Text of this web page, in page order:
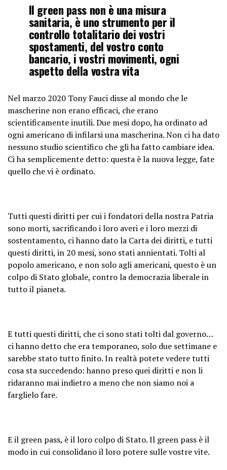
Il green pass non è una misura
sanitaria, è uno strumento per il
controllo totalitario dei vostri
spostamenti, del vostro conto
bancario, i vostri movimenti, ogni
aspetto della vostra vita
Nel marzo 2020 Tony Fauci disse al mondo che le
mascherine non erano efficaci, che erano
scientificamente inutili. Due mesi dopo, ha ordinato ad
ogni americano di infilarsi una mascherina. Non ci ha dato
nessuno studio scientifico che gli ha fatto cambiare idea.
Ci ha semplicemente detto: questa è la nuova legge, fate
quello che vi è ordinato.
Tutti questi diritti per cui i fondatori della nostra Patria
sono morti, sacrificando i loro averi e i loro mezzi di
sostentamento, ci hanno dato la Carta dei diritti, e tutti
questi diritti, in 20 mesi, sono stati annientati. Tolti al
popolo americano, e non solo agli americani, questo è un
colpo di Stato globale, contro la democrazia liberale in
tutto il pianeta.
E tutti questi diritti, che ci sono stati tolti dal governo…
ci hanno detto che era temporaneo, solo due settimane e
sarebbe stato tutto finito. In realtà potete vedere tutti
cosa sta succedendo: hanno preso quei diritti e non li
ridaranno mai indietro a meno che non siamo noi a
farglielo fare.
E il green pass, è il loro colpo di Stato. Il green pass è il
modo in cui consolidano il loro potere sulle vostre vite.